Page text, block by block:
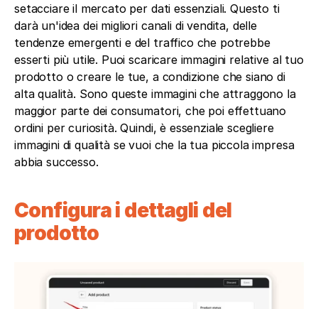
setacciare il mercato per dati essenziali. Questo ti
darà un'idea dei migliori canali di vendita, delle
tendenze emergenti e del traffico che potrebbe
esserti più utile. Puoi scaricare immagini relative al tuo
prodotto o creare le tue, a condizione che siano di
alta qualità. Sono queste immagini che attraggono la
maggior parte dei consumatori, che poi effettuano
ordini per curiosità. Quindi, è essenziale scegliere
immagini di qualità se vuoi che la tua piccola impresa
abbia successo.
Configura i dettagli del
prodotto